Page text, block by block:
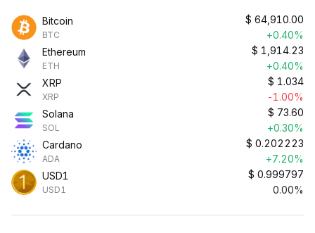
Bitcoin
BTC
$ 64,910.00
+0.40%
Ethereum
ETH
$ 1,914.23
+0.40%
XRP
XRP
$ 1.034
-1.00%
Solana
SOL
$ 73.60
+0.30%
Cardano
ADA
$ 0.202223
+7.20%
USD1
USD1
$ 0.999797
0.00%